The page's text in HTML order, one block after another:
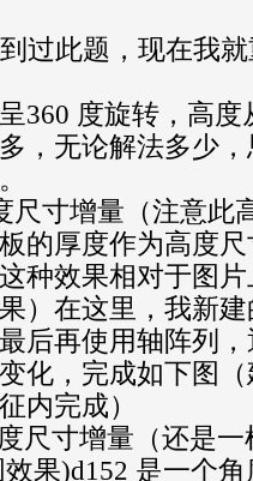
过此题，现在我
360 度旋转，高
，无论解法多少
尺寸增量（注意此
的厚度作为高度
种效果相对于图
）在这里，我新
后再使用轴阵列
化，完成如下图
内完成）
尺寸增量（还是
果)d152 是一个